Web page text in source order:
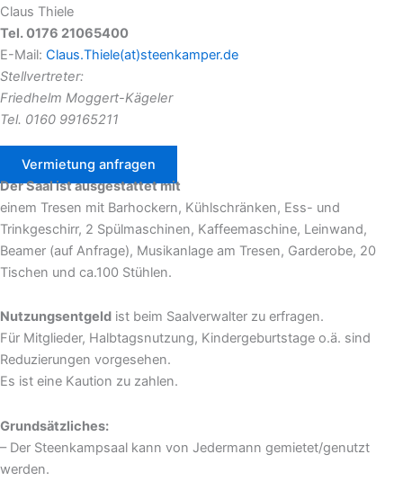
Claus Thiele
Tel. 0176 21065400
E-Mail: Claus.Thiele(at)steenkamper.de
Stellvertreter:
Friedhelm Moggert-Kägeler
Tel. 0160 99165211
Vermietung anfragen
Der Saal ist ausgestattet mit
einem Tresen mit Barhockern, Kühlschränken, Ess- und
Trinkgeschirr, 2 Spülmaschinen, Kaffeemaschine, Leinwand,
Beamer (auf Anfrage), Musikanlage am Tresen, Garderobe, 20
Tischen und ca.100 Stühlen.
Nutzungsentgeld ist beim Saalverwalter zu erfragen.
Für Mitglieder, Halbtagsnutzung, Kindergeburtstage o.ä. sind
Reduzierungen vorgesehen.
Es ist eine Kaution zu zahlen.
Grundsätzliches:
– Der Steenkampsaal kann von Jedermann gemietet/genutzt
werden.